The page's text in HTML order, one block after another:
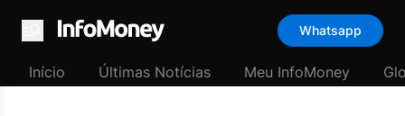
Menu
Whatsapp
Início Últimas Notícias Meu InfoMoney